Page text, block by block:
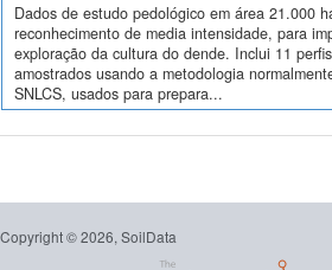
Dados de estudo pedológico em área 21.000
reconhecimento de media intensidade, para
exploração da cultura do dende. Inclui 11
amostrados usando a metodologia
SNLCS, usados para prepara...
Copyright © 2026, SoilData